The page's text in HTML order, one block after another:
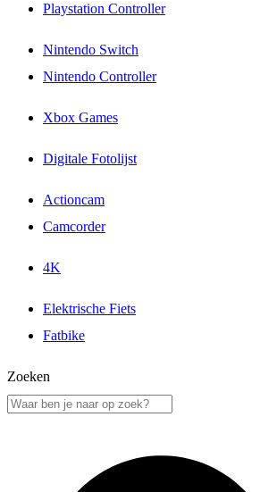
Playstation Controller
Nintendo Switch
Nintendo Controller
Xbox Games
Digitale Fotolijst
Actioncam
Camcorder
4K
Elektrische Fiets
Fatbike
Zoeken